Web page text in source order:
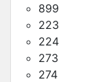
899
223
224
273
274